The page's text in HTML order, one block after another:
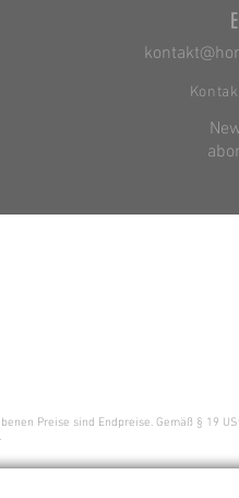
Preise sind Endpreise. Gemäß § 19